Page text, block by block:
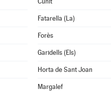
Fatarella (La)
Forès
Garidells (Els)
Horta de Sant Joan
Margalef